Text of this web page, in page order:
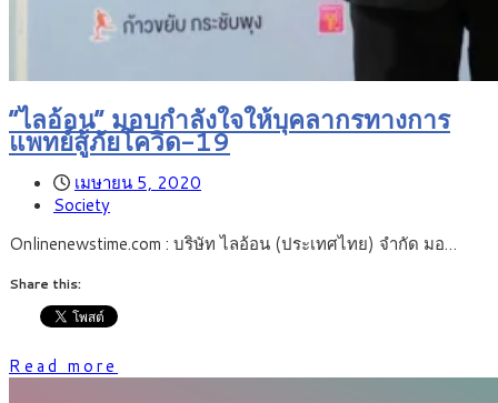
“ไลอ้อน” มอบกำลังใจให้บุคลากรทางการ
แพทย์สู้ภัยโควิด-19
เมษายน 5, 2020
Society
Onlinenewstime.com : บริษัท ไลอ้อน (ประเทศไทย) จำกัด มอ…
Share this:
Read more